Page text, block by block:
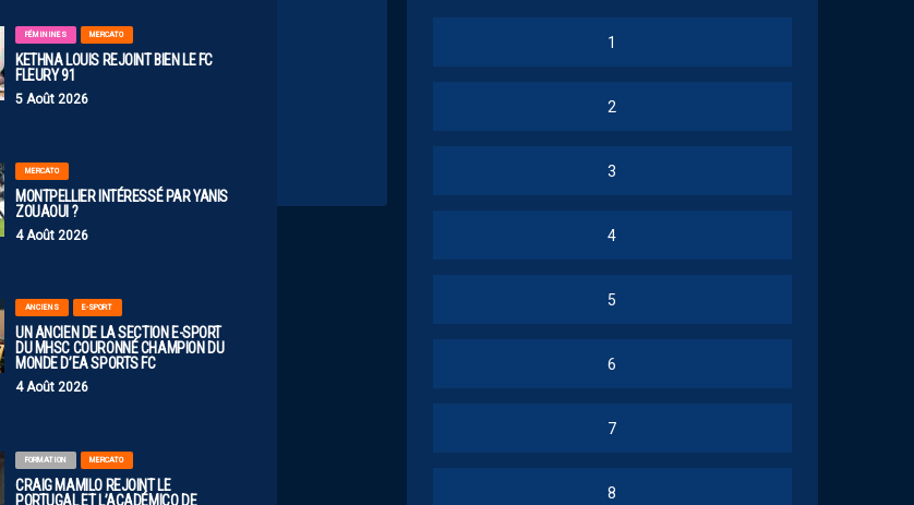
FÉMININES MERCATO
KETHNA LOUIS REJOINT BIEN LE FC
FLEURY 91
5 Août 2026
MERCATO
MONTPELLIER INTÉRESSÉ PAR YANIS
ZOUAOUI ?
4 Août 2026
ANCIENS E-SPORT
UN ANCIEN DE LA SECTION E-SPORT
DU MHSC COURONNÉ CHAMPION DU
MONDE D’EA SPORTS FC
4 Août 2026
FORMATION MERCATO
CRAIG MAMILO REJOINT LE
PORTUGAL ET L’ACADÉMICO DE
1
2
3
4
5
6
7
8